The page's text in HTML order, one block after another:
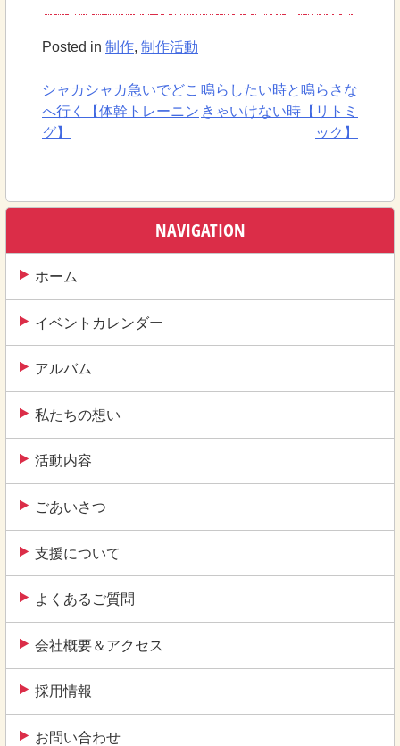
NAVIGATION
ホーム
イベントカレンダー
アルバム
私たちの想い
活動内容
ごあいさつ
支援について
よくあるご質問
会社概要＆アクセス
採用情報
お問い合わせ
Posted in 制作, 制作活動
投
稿
ビ
ー
シ
ョ
ン
シャカシャカ急いでどこ
へ行く【体幹トレーニン
グ】
鳴らしたい時と鳴らさな
きゃいけない時【リトミ
ック】